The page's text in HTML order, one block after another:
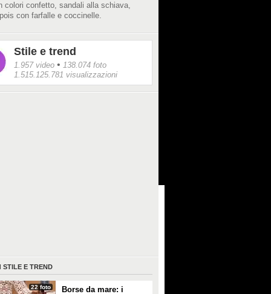
colori confetto, sandali alla schiava,
con farfalle e coccinelle.
Stile e trend
1.957 video • 138.074 foto
1.515.125.781 visualizzazioni
STILE E TREND
22 foto
Borse da mare: i